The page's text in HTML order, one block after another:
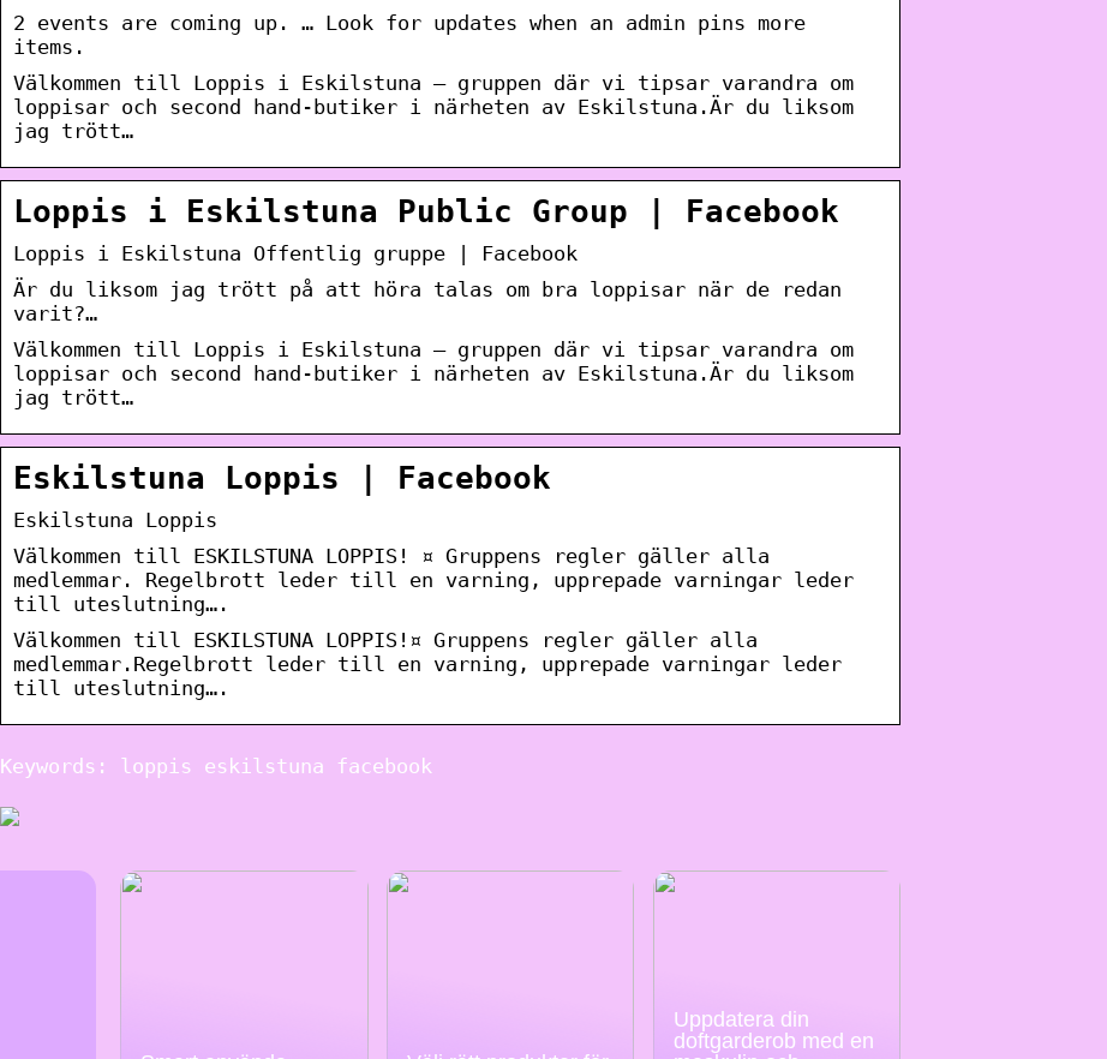
2 events are coming up. … Look for updates when an admin pins more
items.
Välkommen till Loppis i Eskilstuna – gruppen där vi tipsar varandra om
loppisar och second hand-butiker i närheten av Eskilstuna.Är du liksom
jag trött…
Loppis i Eskilstuna Public Group | Facebook
Loppis i Eskilstuna Offentlig gruppe | Facebook
Är du liksom jag trött på att höra talas om bra loppisar när de redan
varit?…
Välkommen till Loppis i Eskilstuna – gruppen där vi tipsar varandra om
loppisar och second hand-butiker i närheten av Eskilstuna.Är du liksom
jag trött…
Eskilstuna Loppis | Facebook
Eskilstuna Loppis
Välkommen till ESKILSTUNA LOPPIS! ¤ Gruppens regler gäller alla
medlemmar. Regelbrott leder till en varning, upprepade varningar leder
till uteslutning….
Välkommen till ESKILSTUNA LOPPIS!¤ Gruppens regler gäller alla
medlemmar.Regelbrott leder till en varning, upprepade varningar leder
till uteslutning….
Keywords: loppis eskilstuna facebook
Uppdatera din
doftgarderob med en